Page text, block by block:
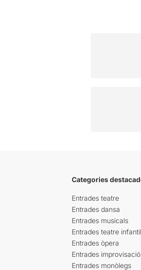
Categories
Entrades teatre
Entrades dansa
Entrades musicals
Entrades teatre infantil
Entrades òpera
Entrades improvisació
Entrades monòlegs